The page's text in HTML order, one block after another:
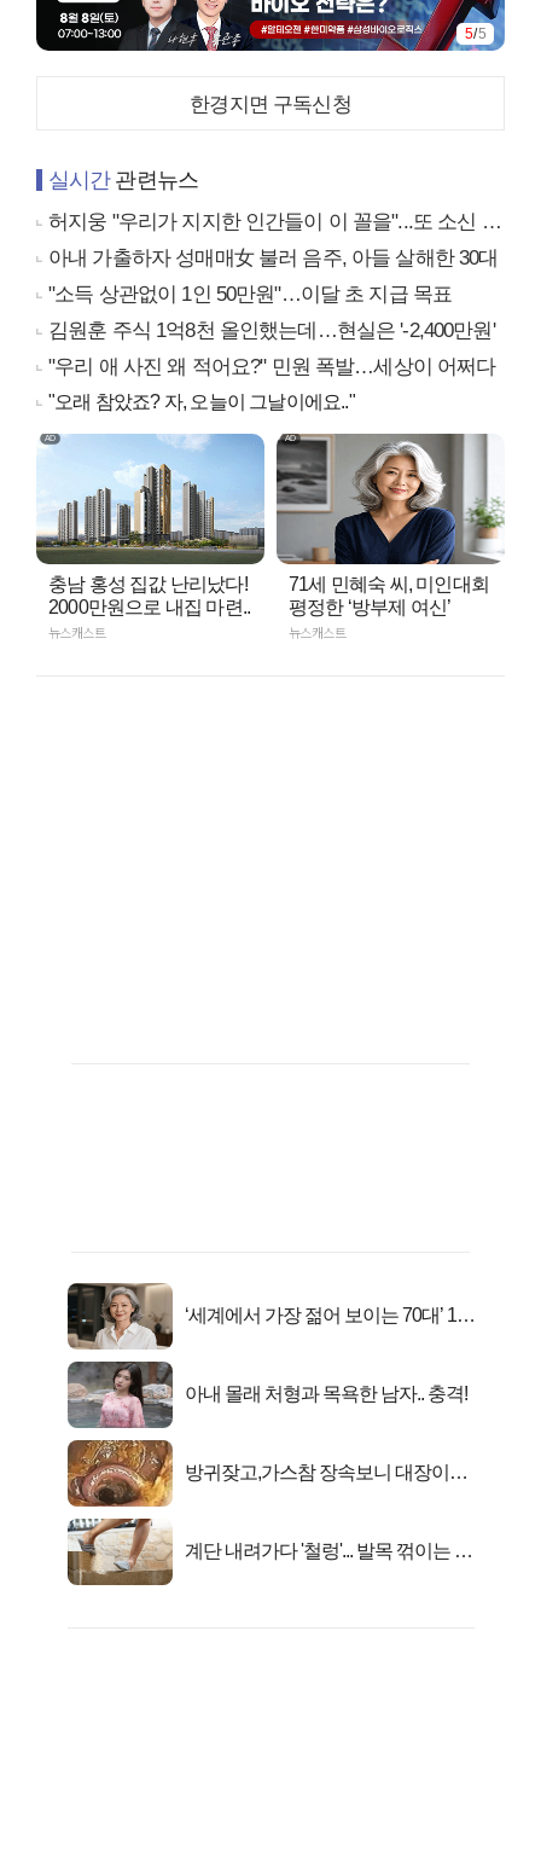
5/5
한경지면 구독신청
실시간관련뉴스
허지웅 "우리가 지지한 인간들이 이 꼴을"...또 소신 발언
아내 가출하자 성매매女 불러 음주, 아들 살해한 30대
"소득 상관없이 1인 50만원"…이달 초 지급 목표
김원훈 주식 1억8천 올인했는데…현실은 '-2,400만원'
"우리 애 사진 왜 적어요?" 민원 폭발…세상이 어쩌다
"오래 참았죠? 자, 오늘이 그날이에요.."
충남 홍성 집값 난리났다!
2000만원으로 내집 마련..
뉴스캐스트
71세 민혜숙 씨, 미인대회
평정한 ‘방부제 여신’
뉴스캐스트
‘세계에서 가장 젊어 보이는 70대’ 1위
아내 몰래 처형과 목욕한 남자.. 충격!
방귀잦고,가스참 장속보니 대장이아
계단 내려가다 '철렁'... 발목 꺾이는 이